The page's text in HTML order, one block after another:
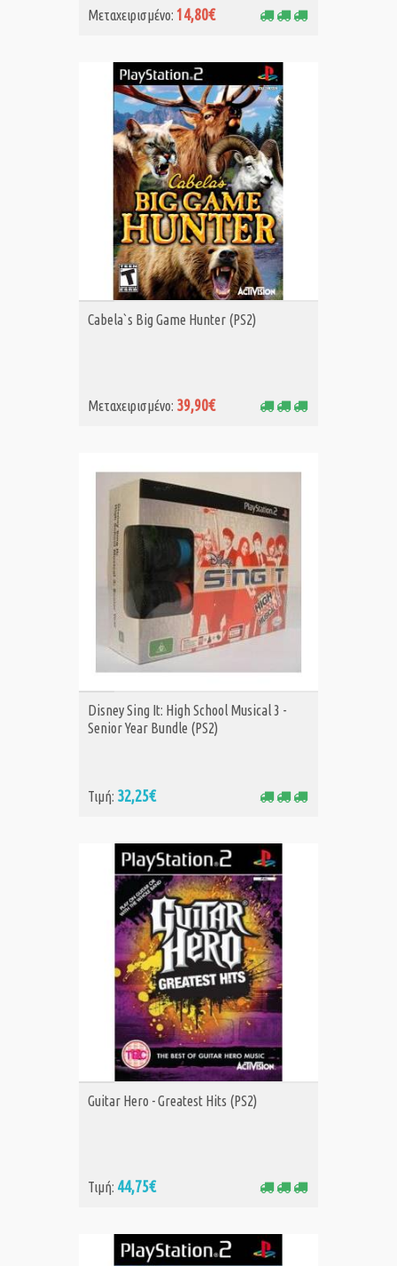
Μεταχειρισμένο: 14,80€
ΑΓΟΡΑ MET.
Cabela`s Big Game Hunter (PS2)
Μεταχειρισμένο: 39,90€
ΑΓΟΡΑ
Disney Sing It: High School Musical 3 -
Senior Year Bundle (PS2)
Τιμή: 32,25€
ΑΓΟΡΑ
Guitar Hero - Greatest Hits (PS2)
Τιμή: 44,75€